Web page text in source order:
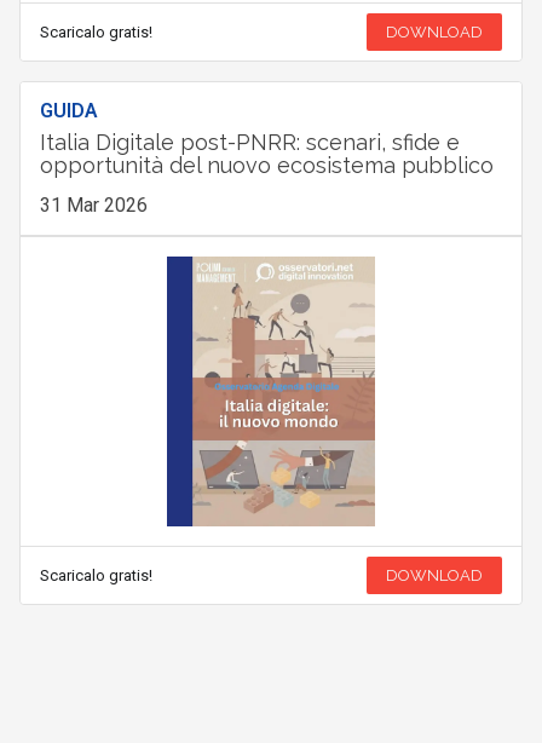
Scaricalo gratis! DOWNLOAD
GUIDA
Italia Digitale post-PNRR: scenari, sfide e
opportunità del nuovo ecosistema pubblico
31 Mar 2026
Scaricalo gratis! DOWNLOAD